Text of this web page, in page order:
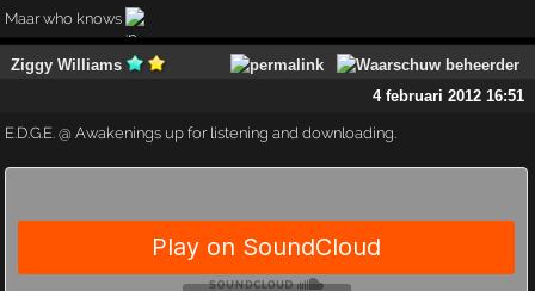
Maar who knows
Ziggy Williams
4 februari 2012 16:51
E.D.G.E. @ Awakenings up for listening and downloading.